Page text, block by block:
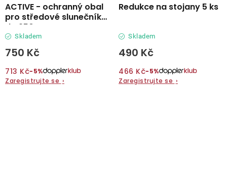
ACTIVE - ochranný obal
pro středové slunečníky
do 250 cm
Skladem
750 Kč
713 Kč−5%
Zaregistrujte se ›
Redukce na stojany 5 ks
Skladem
490 Kč
466 Kč−5%
Zaregistrujte se ›